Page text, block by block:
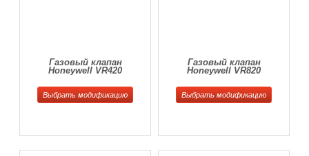
Газовый клапан
Honeywell VR420
Выбрать модификацию
Газовый клапан
Honeywell VR820
Выбрать модификацию